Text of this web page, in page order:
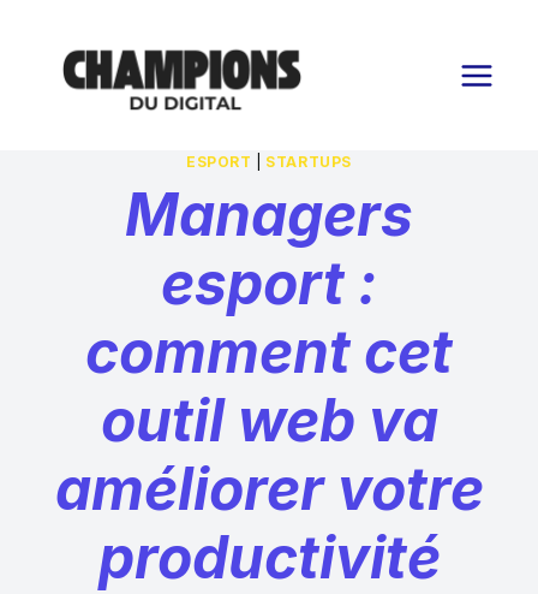
contenu
ESPORT STARTUPS
Managers
esport :
comment cet
outil web va
améliorer votre
productivité